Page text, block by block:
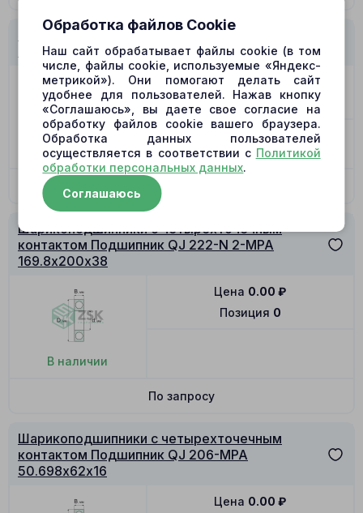
Шарикоподшипники с четырехточечным
контактом Подшипник QJ 209-TVP 45х85х19
В наличии
Позиция 0
Цена 0.00₽
По запросу
Шарикоподшипники с четырехточечным
контактом Подшипник QJ 222-N 2-MPA
169.8х200х38
В наличии
Позиция 0
Цена 0.00 ₽
По запросу
Шарикоподшипники с четырехточечным
контактом Подшипник QJ 206-MPA
50.698х62х16
Цена 0.00 ₽
Обработка файлов Cookie
Наш сайт обрабатывает файлы cookie (в том
числе, файлы cookie, используемые «Яндекс-
метрикой»). Они помогают делать сайт
удобнее для пользователей. Нажав кнопку
«Соглашаюсь», вы даете свое согласие на
обработку файлов cookie вашего браузера.
Обработка данных пользователей
осуществляется в соответствии с Политикой
обработки персональных данных.
Соглашаюсь